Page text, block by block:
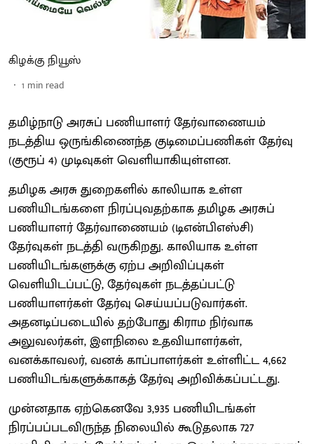
கிழக்கு நியூஸ்
1 min read
தமிழ்நாடு அரசுப் பணியாளர் தேர்வாணையம்
நடத்திய ஒருங்கிணைந்த குடிமைப்பணிகள் தேர்வு
(குரூப் 4) முடிவுகள் வெளியாகியுள்ளன.
தமிழக அரசு துறைகளில் காலியாக உள்ள
பணியிடங்களை நிரப்புவதற்காக தமிழக அரசுப்
பணியாளர் தேர்வாணையம் (டிஎன்பிஎஸ்சி)
தேர்வுகள் நடத்தி வருகிறது. காலியாக உள்ள
பணியிடங்களுக்கு ஏற்ப அறிவிப்புகள்
வெளியிடப்பட்டு, தேர்வுகள் நடத்தப்பட்டு
பணியாளர்கள் தேர்வு செய்யப்படுவார்கள்.
அதனடிப்படையில் தற்போது கிராம நிர்வாக
அலுவலர்கள், இளநிலை உதவியாளர்கள்,
வனக்காவலர், வனக் காப்பாளர்கள் உள்ளிட்ட 4,662
பணியிடங்களுக்காகத் தேர்வு அறிவிக்கப்பட்டது.
முன்னதாக ஏற்கெனவே 3,935 பணியிடங்கள்
நிரப்பப்படவிருந்த நிலையில் கூடுதலாக 727